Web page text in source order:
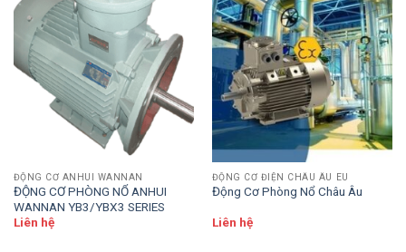
ĐỘNG CƠ ANHUI WANNAN
ĐỘNG CƠ PHÒNG NỔ ANHUI
WANNAN YB3/YBX3 SERIES
Liên hệ
ĐỘNG CƠ ĐIỆN CHÂU ÂU EU
Động Cơ Phòng Nổ Châu Âu
Liên hệ